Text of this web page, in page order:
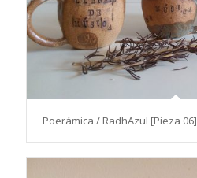
Poerámica / RadhAzul [Pieza 06]